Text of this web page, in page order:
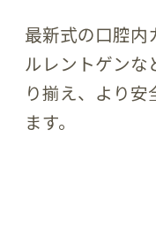
最新式の口腔内
ルレントゲンな
り揃え、より安
ます。